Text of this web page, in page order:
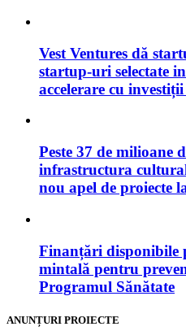
Vest Ventures dă
startup-uri selectate
accelerare cu
Peste 37 de milioane
infrastructura
nou apel de proiecte
Finanțări disponibile
mintală pentru
Programul Sănătate
ANUNȚURI PROIECTE